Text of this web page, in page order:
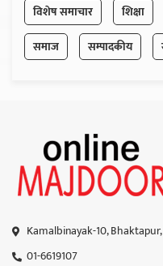
विशेष समाचार
शिक्षा
समाज
सम्पादकीय
Kamalbinayak-10,
01-6619107